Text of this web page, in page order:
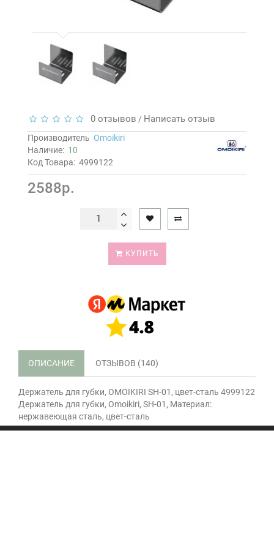
0 отзывов / Написать отзыв
Производитель Omoikiri
Наличие: 10
Код Товара: 4999122
2588р.
КУПИТЬ
ОПИСАНИЕ ОТЗЫВОВ (140)
Держатель для губки, OMOIKIRI SH-01, цвет-сталь 4999122
Держатель для губки, Omoikiri, SH-01, Материал:
нержавеющая сталь, цвет-сталь